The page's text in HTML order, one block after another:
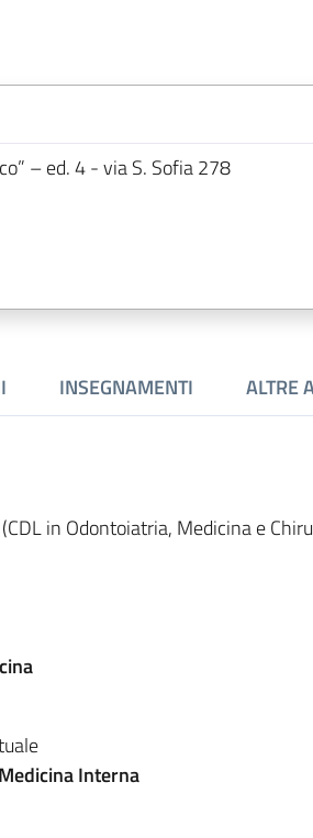
– ed. 4 - via S. Sofia 278
INSEGNAMENTI ALTRE
in Odontoiatria, Medicina e
Interna